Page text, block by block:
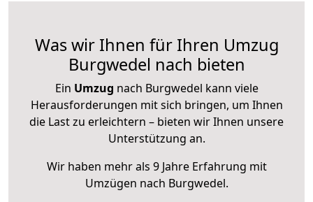
Was wir Ihnen für Ihren Umzug
Burgwedel nach bieten
Ein Umzug nach Burgwedel kann viele
Herausforderungen mit sich bringen, um Ihnen
die Last zu erleichtern – bieten wir Ihnen unsere
Unterstützung an.
Wir haben mehr als 9 Jahre Erfahrung mit
Umzügen nach Burgwedel.